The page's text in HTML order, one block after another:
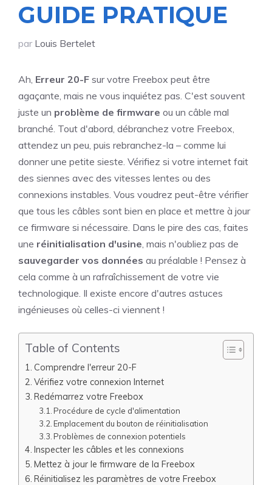
GUIDE PRATIQUE
par Louis Bertelet
Ah, Erreur 20-F sur votre Freebox peut être
agaçante, mais ne vous inquiétez pas. C'est souvent
juste un problème de firmware ou un câble mal
branché. Tout d'abord, débranchez votre Freebox,
attendez un peu, puis rebranchez-la – comme lui
donner une petite sieste. Vérifiez si votre internet fait
des siennes avec des vitesses lentes ou des
connexions instables. Vous voudrez peut-être vérifier
que tous les câbles sont bien en place et mettre à jour
ce firmware si nécessaire. Dans le pire des cas, faites
une réinitialisation d'usine, mais n'oubliez pas de
sauvegarder vos données au préalable ! Pensez à
cela comme à un rafraîchissement de votre vie
technologique. Il existe encore d'autres astuces
ingénieuses où celles-ci viennent !
Table of Contents
Comprendre l'erreur 20-F
Vérifiez votre connexion Internet
Redémarrez votre Freebox
Procédure de cycle d'alimentation
Emplacement du bouton de réinitialisation
Problèmes de connexion potentiels
Inspecter les câbles et les connexions
Mettez à jour le firmware de la Freebox
Réinitialisez les paramètres de votre Freebox